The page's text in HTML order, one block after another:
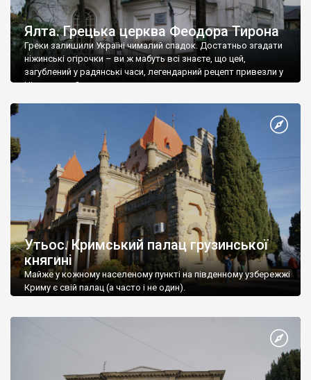
Ялта. Грецька церква Феодора Тирона
Греки залишили Україні чималий спадок. Достатньо згадати
ніжинські огірочки – ви ж мабуть всі знаєте, що цей,
загублений у радянські часи, легендарний рецепт привезли у
Ніжин греки?
Утьос. Кримський палац грузинської
княгині
Майже у кожному населеному пункті на південному узбережжі
Криму є свій палац (а часто і не один).